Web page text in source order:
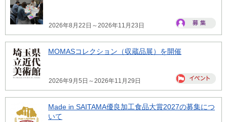
2026年8月22日～2026年11月23日
MOMASコレクション（収蔵品展）を開催
2026年9月5日～2026年11月29日
Made in SAITAMA優良加工食品大賞2027の募集につ
いて